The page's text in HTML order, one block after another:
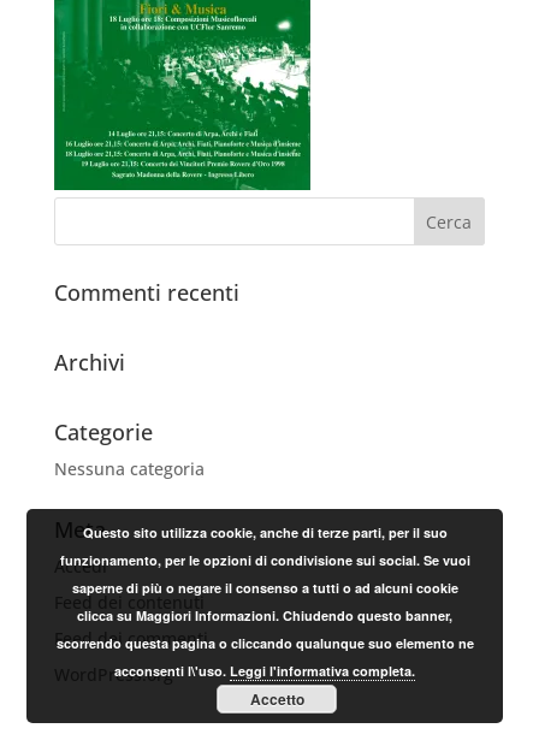
Commenti recenti
Archivi
Categorie
Nessuna categoria
Meta
Accedi
Feed dei contenuti
Feed dei commenti
WordPress.org
Questo sito utilizza cookie, anche di terze parti, per il suo
funzionamento, per le opzioni di condivisione sui social. Se vuoi
saperne di più o negare il consenso a tutti o ad alcuni cookie
clicca su Maggiori Informazioni. Chiudendo questo banner,
scorrendo questa pagina o cliccando qualunque suo elemento ne
acconsenti l\'uso.Leggi l'informativa completa.
Accetto